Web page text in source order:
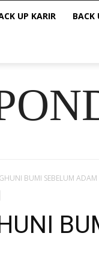
UP KARIR BACK
BUMI SEBELUM ADAM